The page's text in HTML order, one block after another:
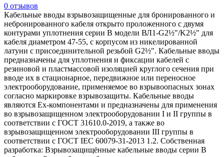
0 отзывов
Кабельные вводы взрывозащищенные для бронированного и
небронированного кабеля открыто проложенного с двумя
контурами уплотнения серии В модели ВЛ1-G2½"/K2½" для
кабеля диаметром 47-55, с корпусом из никелированной
латуни с присоединительной резьбой G2½". Кабельные вводы
предназначены для уплотнения и фиксации кабелей с
резиновой и пластмассовой изоляцией круглого сечения при
вводе их в стационарное, передвижное или переносное
электрооборудование, применяемое во взрывоопасных зонах
согласно маркировке взрывозащиты. Кабельные вводы
являются Ех-компонентами и предназначены для применения
во взрывозащищенном электрооборудовании I и II группы в
соответствии с ГОСТ 31610.0-2019, а также во
взрывозащищенном электрооборудовании III группы в
соответствии с ГОСТ IEC 60079-31-2013 1.2. Собственная
разработка: Взрывозащищённые кабельные вводы серии В